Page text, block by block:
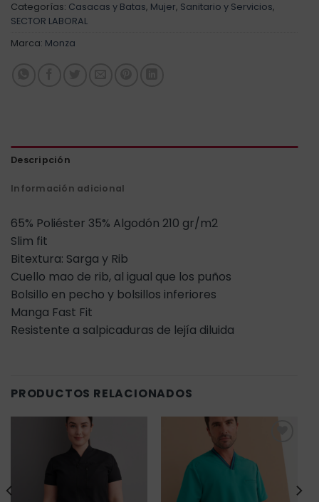
Categorías: Casacas y Batas, Mujer, Sanitario y Servicios,
SECTOR LABORAL
Marca: Monza
Descripción
Información adicional
65% Poliéster 35% Algodón 210 gr/m2
Slim fit
Bitextura: Sarga y Rib
Cuello mao de rib, al igual que los puños
Bolsillo en pecho y bolsillos inferiores
Manga Fast Fit
Resistente a salpicaduras de lejía diluida
PRODUCTOS RELACIONADOS
Añadir
a la
lista de
deseos
lista de
deseos